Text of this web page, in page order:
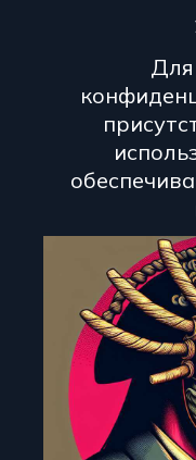
Для